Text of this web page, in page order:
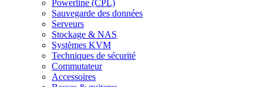
Powerline (CPL)
Sauvegarde des données
Serveurs
Stockage & NAS
Systèmes KVM
Techniques de sécurité
Commutateur
Accessoires